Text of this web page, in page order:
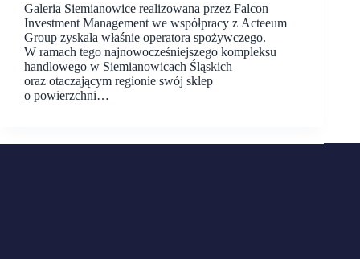
Galeria Siemianowice realizowana przez Falcon
Investment Management we współpracy z Acteeum
Group zyskała właśnie operatora spożywczego.
W ramach tego najnowocześniejszego kompleksu
handlowego w Siemianowicach Śląskich
oraz otaczającym regionie swój sklep
o powierzchni…